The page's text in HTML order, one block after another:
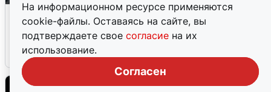
На информационном ресурсе применяются
cookie-файлы. Оставаясь на сайте, вы
подтверждаете свое согласие на их
использование.
Согласен
В Сочи объявили угрозу атаки БПЛА и
закрыли пляжи
6 августа 0